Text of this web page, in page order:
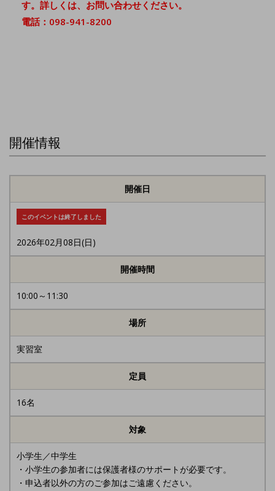
す。詳しくは、お問い合わせください。
電話：098-941-8200
開催情報
開催日
このイベントは終了しました
2026年02月08日(日)
開催時間
10:00～11:30
場所
実習室
定員
16名
対象
小学生／中学生
・小学生の参加者には保護者様のサポートが必要です。
・申込者以外の方のご参加はご遠慮ください。